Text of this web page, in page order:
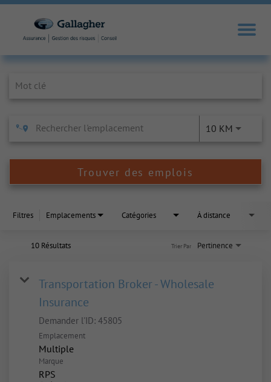
10 KM
Trouver des emplois
Filtres Emplacements Catégories À distance
10 Résultats Pertinence
Trier Par
Transportation Broker - Wholesale
Insurance
Demander l'ID: 45805
Emplacement
Multiple
Marque
RPS